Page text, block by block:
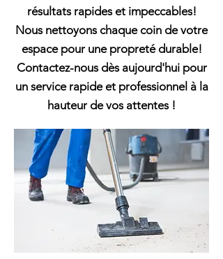
résultats rapides et impeccables!
Nous nettoyons chaque coin de votre
espace pour une propreté durable!
Contactez-nous dès aujourd'hui pour
un service rapide et professionnel à la
hauteur de vos attentes !